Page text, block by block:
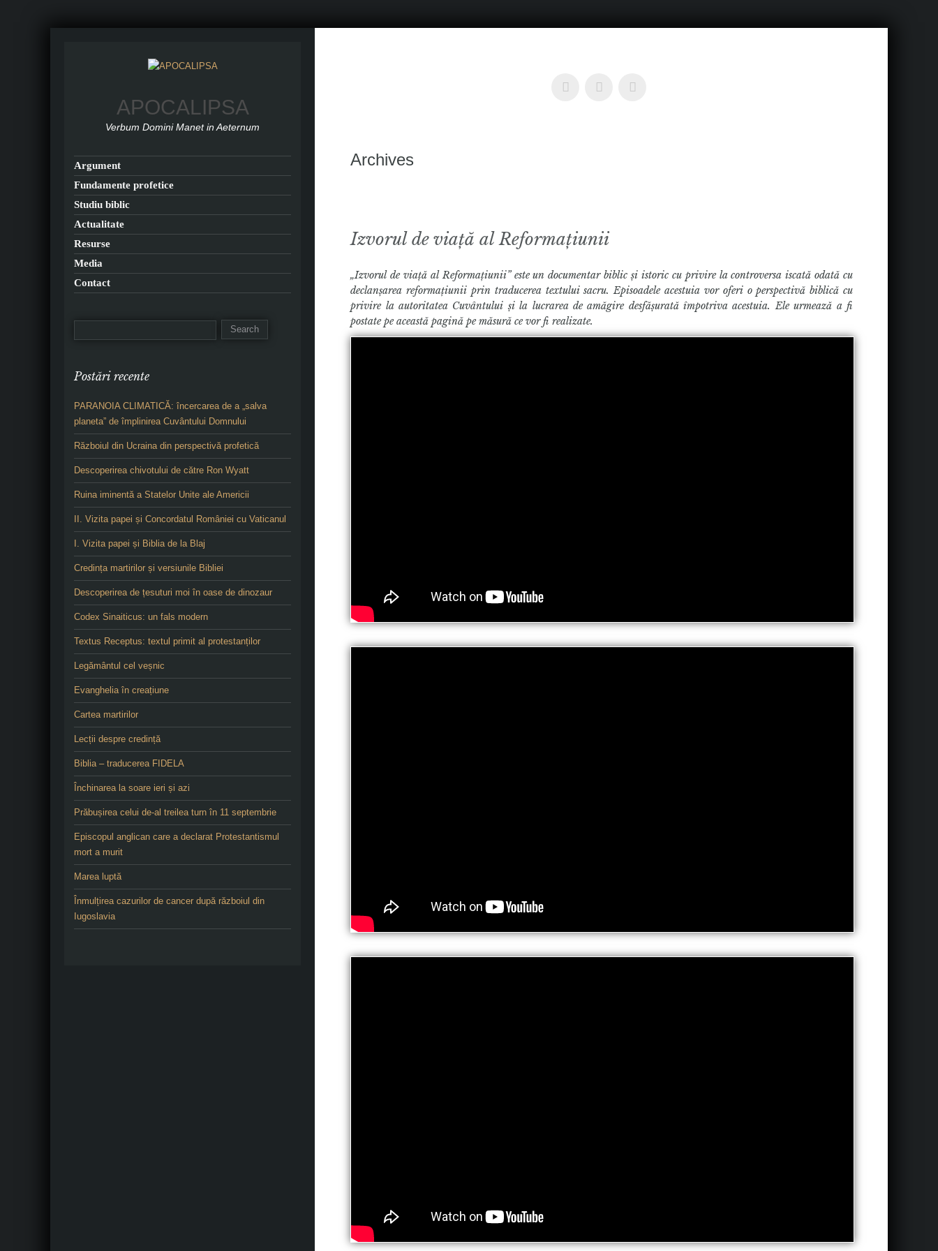
Archives
Izvorul de viață al Reformațiunii
„Izvorul de viață al Reformațiunii” este un documentar biblic și istoric cu privire la controversa iscată odată cu
declanșarea reformațiunii prin traducerea textului sacru. Episoadele acestuia vor oferi o perspectivă biblică cu
privire la autoritatea Cuvântului și la lucrarea de amăgire desfășurată împotriva acestuia. Ele urmează a fi
postate pe această pagină pe măsură ce vor fi realizate.
APOCALIPSA
Verbum Domini Manet in Aeternum
Argument
Fundamente profetice
Studiu biblic
Actualitate
Resurse
Media
Contact
Postări recente
PARANOIA CLIMATICĂ: încercarea de a „salva
planeta” de împlinirea Cuvântului Domnului
Războiul din Ucraina din perspectivă profetică
Descoperirea chivotului de către Ron Wyatt
Ruina iminentă a Statelor Unite ale Americii
II. Vizita papei și Concordatul României cu Vaticanul
I. Vizita papei și Biblia de la Blaj
Credința martirilor și versiunile Bibliei
Descoperirea de țesuturi moi în oase de dinozaur
Codex Sinaiticus: un fals modern
Textus Receptus: textul primit al protestanților
Legământul cel veșnic
Evanghelia în creațiune
Cartea martirilor
Lecții despre credință
Biblia – traducerea FIDELA
Închinarea la soare ieri și azi
Prăbușirea celui de-al treilea turn în 11 septembrie
Episcopul anglican care a declarat Protestantismul
mort a murit
Marea luptă
Înmulțirea cazurilor de cancer după războiul din
Iugoslavia